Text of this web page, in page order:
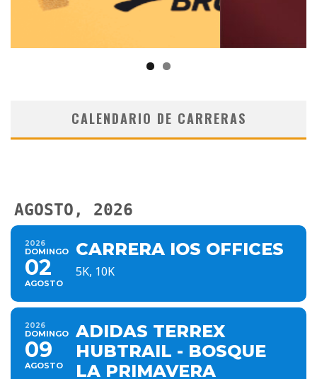
CALENDARIO DE CARRERAS
AGOSTO, 2026
2026
DOMINGO
02
AGOSTO
CARRERA IOS OFFICES
5K, 10K
2026
DOMINGO
09
AGOSTO
ADIDAS TERREX
HUBTRAIL - BOSQUE
LA PRIMAVERA